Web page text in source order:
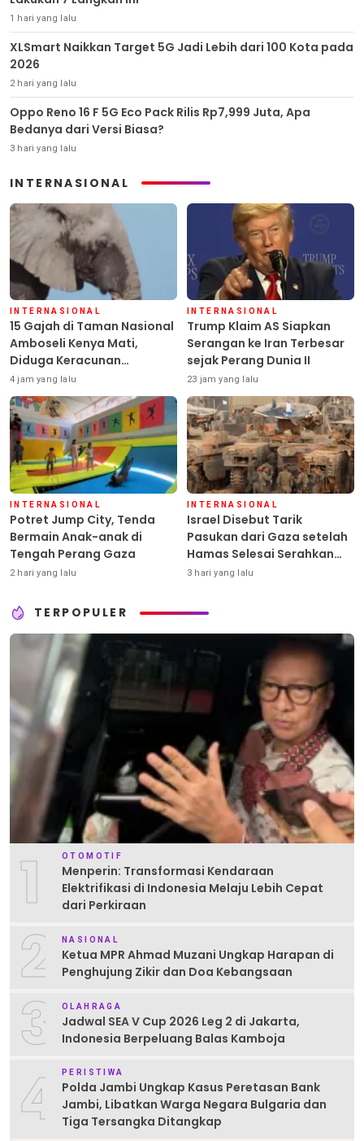
1 hari yang lalu
XLSmart Naikkan Target 5G Jadi Lebih dari 100 Kota pada
2026
2 hari yang lalu
Oppo Reno 16 F 5G Eco Pack Rilis Rp7,999 Juta, Apa
Bedanya dari Versi Biasa?
3 hari yang lalu
INTERNASIONAL
INTERNASIONAL
15 Gajah di Taman Nasional
Amboseli Kenya Mati,
Diduga Keracunan
Pestisida
4 jam yang lalu
INTERNASIONAL
Trump Klaim AS Siapkan
Serangan ke Iran Terbesar
sejak Perang Dunia II
23 jam yang lalu
INTERNASIONAL
Potret Jump City, Tenda
Bermain Anak-anak di
Tengah Perang Gaza
2 hari yang lalu
INTERNASIONAL
Israel Disebut Tarik
Pasukan dari Gaza setelah
Hamas Selesai Serahkan
Senjata
3 hari yang lalu
TERPOPULER
1 OTOMOTIF
Menperin: Transformasi Kendaraan
Elektrifikasi di Indonesia Melaju Lebih Cepat
dari Perkiraan
2 NASIONAL
Ketua MPR Ahmad Muzani Ungkap Harapan di
Penghujung Zikir dan Doa Kebangsaan
3 OLAHRAGA
Jadwal SEA V Cup 2026 Leg 2 di Jakarta,
Indonesia Berpeluang Balas Kamboja
4 PERISTIWA
Polda Jambi Ungkap Kasus Peretasan Bank
Jambi, Libatkan Warga Negara Bulgaria dan
Tiga Tersangka Ditangkap